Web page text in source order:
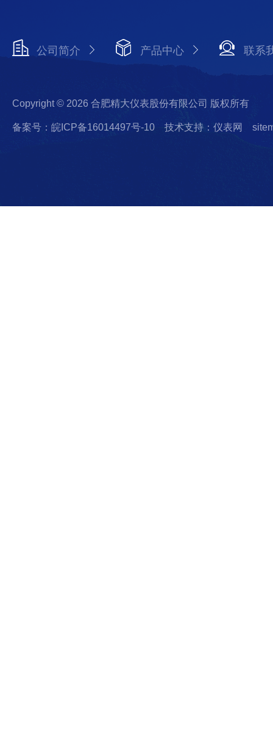
公司简介 产品中心 联系
Copyright © 2026 合肥精大仪表股份有限公司 版权所有
备案号：皖ICP备16014497号-10 技术支持：仪表网